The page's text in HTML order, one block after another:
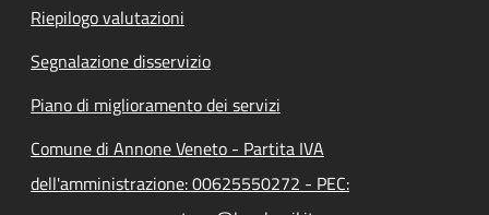
Riepilogo valutazioni
Segnalazione disservizio
Piano di miglioramento dei servizi
Comune di Annone Veneto - Partita IVA
dell'amministrazione: 00625550272 - PEC: